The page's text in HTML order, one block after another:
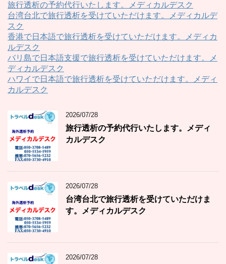
旅行透析の予約代行いたします。メディカルデスク
台湾台北で旅行透析を受けていただけます。メディカルデ
スク
香港で日本語で旅行透析を受けていただけます。メディカ
ルデスク
バリ島で日本語支援で旅行透析を受けていただけます。メ
ディカルデスク
ハワイで日本語で旅行透析を受けていただけます。メディ
カルデスク
2026/07/28
旅行透析の予約代行いたします。メディ
カルデスク
2026/07/28
台湾台北で旅行透析を受けていただけま
す。メディカルデスク
2026/07/28